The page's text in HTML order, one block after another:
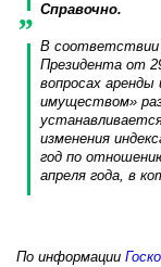
Справочно.
В соответствии
Президента от
вопросах аренды
имуществом»
изменения
год по
апреля года, в
По информации